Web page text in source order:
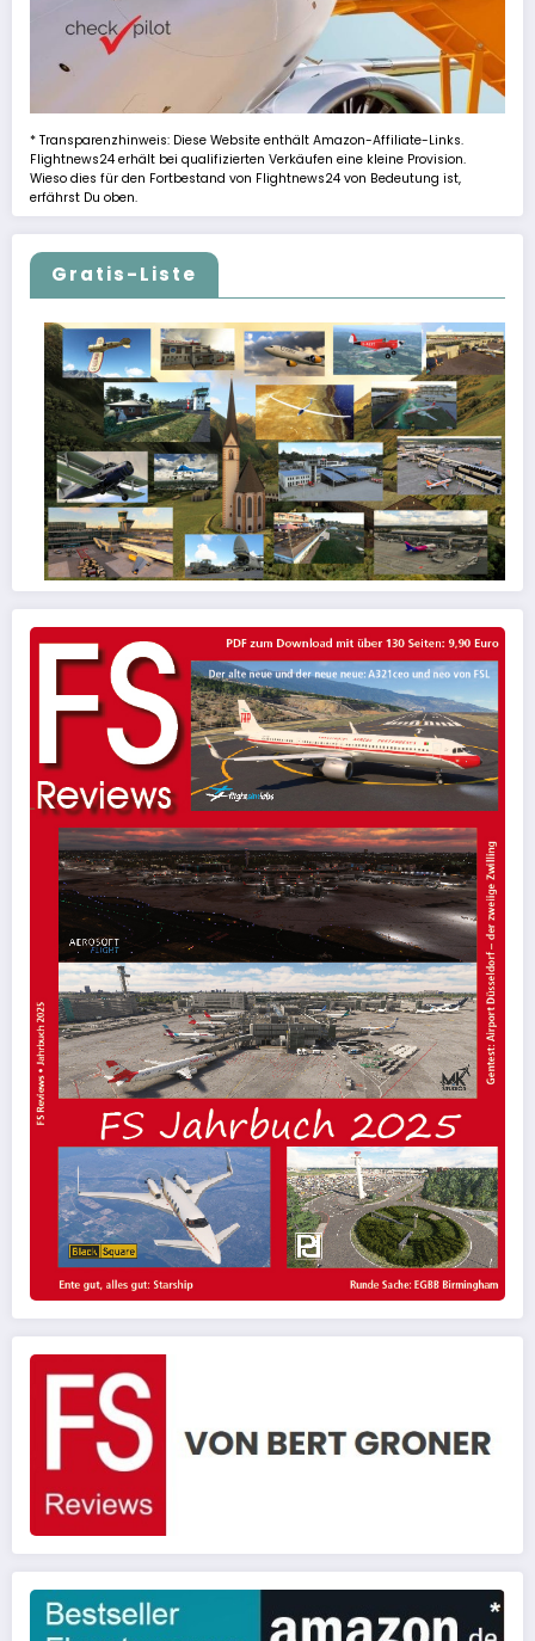
* Transparenzhinweis: Diese Website enthält Amazon-Affiliate-Links.
Flightnews24 erhält bei qualifizierten Verkäufen eine kleine Provision.
Wieso dies für den Fortbestand von Flightnews24 von Bedeutung ist,
erfährst Du oben.
Gratis-Liste